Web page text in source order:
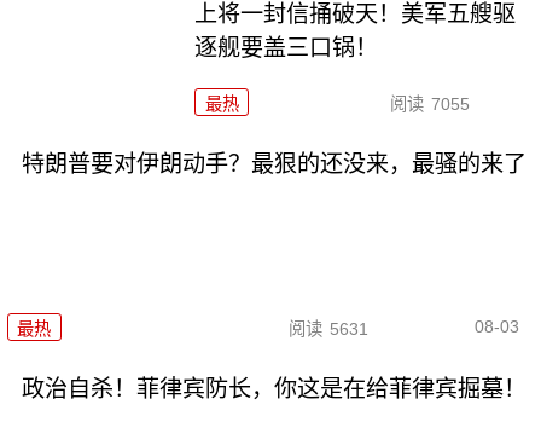
上将一封信捅破天！美军五艘驱
逐舰要盖三口锅！
最热 阅读 7055
特朗普要对伊朗动手？最狠的还没来，最骚的来了
最热 阅读 5631 08-03
政治自杀！菲律宾防长，你这是在给菲律宾掘墓！